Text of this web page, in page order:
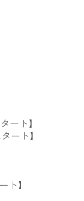
ー ト】
ート】
ト】